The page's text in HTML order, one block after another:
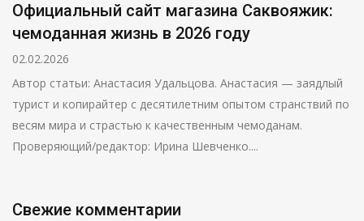
Официальный сайт магазина Саквояжик:
чемоданная жизнь в 2026 году
02.02.2026
Автор статьи: Анастасия Удальцова. Анастасия — заядлый
турист и копирайтер с десятилетним опытом странствий по
весям мира и страстью к качественным чемоданам.
Проверяющий/редактор: Ирина Шевченко....
Свежие комментарии